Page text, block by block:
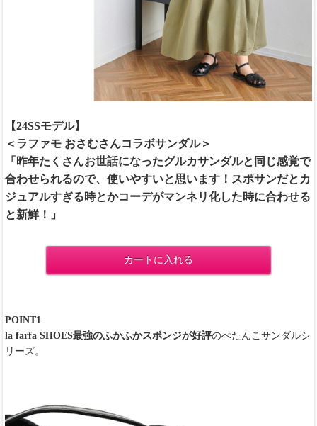
【24SSモデル】
＜ラファモ おさむさんコラボサンダル＞
「昨年たくさんお世話になったグルカサンダルと同じ感覚で
合わせられるので、使いやすいと思います！スポサンだとカ
ジュアルすぎる時とかコーデがマンネリ化した時に合わせる
と新鮮！」
カートに入れる
POINT1
la farfa SHOES最強のふかふかスポンジが好評のぺたんこサンダルシ
リーズ。